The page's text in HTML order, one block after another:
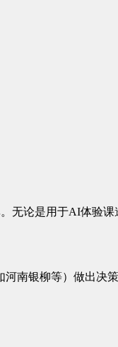
无论是用于AI体验
南银柳等）做出决